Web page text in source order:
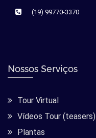
(19) 99770-3370
Nossos Serviços
Tour Virtual
Vídeos Tour (teasers)
Plantas